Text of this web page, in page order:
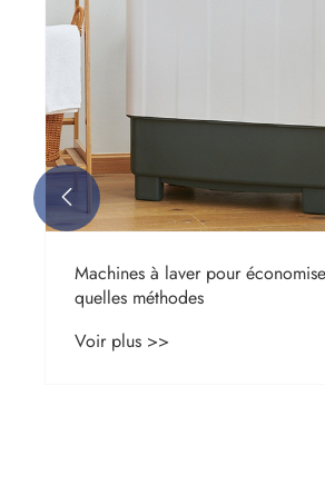
Machines à laver pour
quelles méthodes
Voir plus >>
